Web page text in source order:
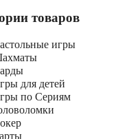
товаров
игры
для детей
по Сериям